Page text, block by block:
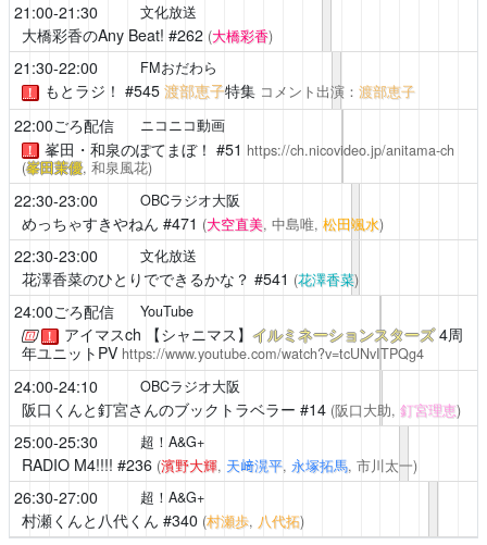
21:00-21:30 文化放送
大橋彩香のAny Beat! #262 (大橋彩香)
21:30-22:00 FMおだわら
！ もとラジ！ #545 渡部恵子特集 コメント出演： 渡部恵子
22:00ごろ配信 ニコニコ動画
！ 峯田・和泉のぽてまぼ！ #51 https://ch.nicovideo.jp/anitama-ch
(峯田茉優, 和泉風花)
22:30-23:00 OBCラジオ大阪
めっちゃすきやねん #471 (大空直美, 中島唯, 松田颯水)
22:30-23:00 文化放送
花澤香菜のひとりでできるかな？ #541 (花澤香菜)
24:00ごろ配信 YouTube
！ アイマスch 【シャニマス】 イルミネーションスターズ4周
年ユニットPV https://www.youtube.com/watch?v=tcUNvITPQg4
24:00-24:10 OBCラジオ大阪
阪口くんと釘宮さんのブックトラベラー #14 (阪口大助, 釘宮理恵)
25:00-25:30 超！A&G+
RADIO M4!!!! #236 (濱野大輝, 天﨑滉平, 永塚拓馬, 市川太一)
26:30-27:00 超！A&G+
村瀬くんと八代くん #340 (村瀬歩, 八代拓)